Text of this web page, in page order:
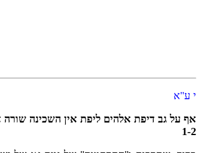
י ע"א
אף על גב דיפת אלהים ליפת אין השכינה
1-2